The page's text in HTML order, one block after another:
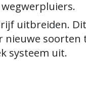
uitbreiden.
systeem uit.